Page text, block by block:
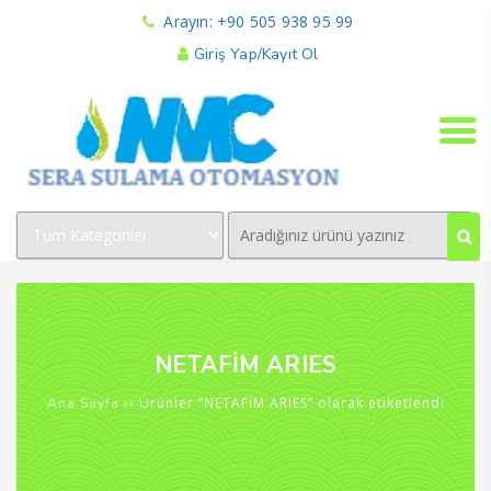
Arayın: +90 505 938 95 99
Giriş Yap/Kayıt Ol
NETAFİM ARIES
Ana Sayfa ›› Ürünler “NETAFİM ARIES” olarak etiketlendi